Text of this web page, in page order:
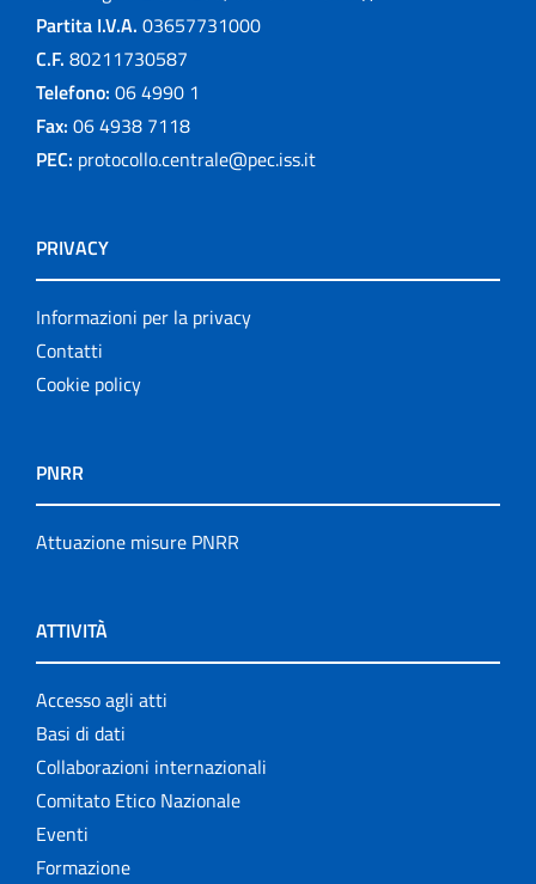
Partita I.V.A. 03657731000
C.F. 80211730587
Telefono: 06 4990 1
Fax: 06 4938 7118
PEC: protocollo.centrale@pec.iss.it
PRIVACY
Informazioni per la privacy
Contatti
Cookie policy
PNRR
Attuazione misure PNRR
ATTIVITÀ
Accesso agli atti
Basi di dati
Collaborazioni internazionali
Comitato Etico Nazionale
Eventi
Formazione